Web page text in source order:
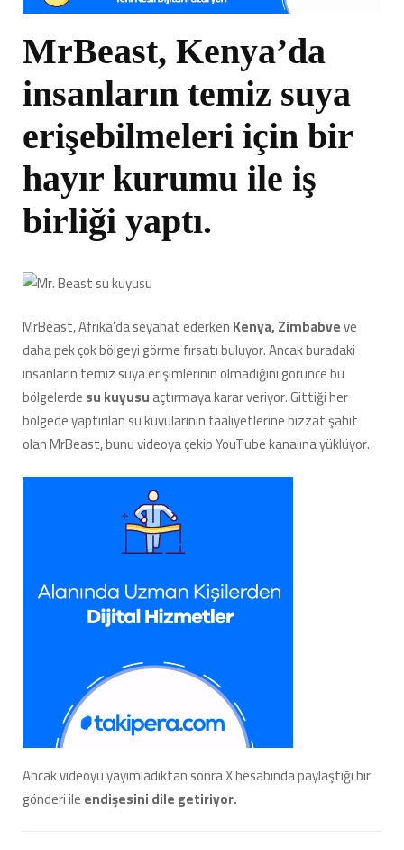
MrBeast, Kenya’da
insanların temiz suya
erişebilmeleri için bir
hayır kurumu ile iş
birliği yaptı.
MrBeast, Afrika’da seyahat ederkenKenya, Zimbabveve
daha pek çok bölgeyi görme fırsatı buluyor. Ancak buradaki
insanların temiz suya erişimlerinin olmadığını görünce bu
bölgelerdesu kuyusuaçtırmaya karar veriyor. Gittiği her
bölgede yaptırılan su kuyularının faaliyetlerine bizzat şahit
olan MrBeast, bunu videoya çekip YouTube kanalına yüklüyor.
Ancak videoyu yayımladıktan sonra X hesabında paylaştığı bir
gönderi ileendişesini dile getiriyor.